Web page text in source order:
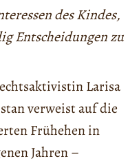
des Kindes,
Entscheidungen zu
Larisa
verweist auf die
Frühehen in
Jahren –